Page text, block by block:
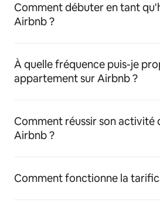
Comment débuter en tant
Airbnb ?
À quelle fréquence puis-je
appartement sur Airbnb ?
Comment réussir son activité
Airbnb ?
Comment fonctionne la